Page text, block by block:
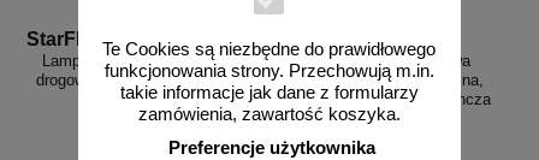
Te Cookies są niezbędne do prawidłowego
funkcjonowania strony. Przechowują m.in.
takie informacje jak dane z formularzy
zamówienia, zawartość koszyka.
Preferencje użytkownika
StarFlash 2000 z
Lampa dzienna, ostrzegawcza
drogowa U-35 - StarFlash 2000 -
żółta
Fala wl E-one
Fala świetlna, drogowa
sygnalizacja sekwencyjna,
bezprzewodowa, pojedyncza
lampa E-one